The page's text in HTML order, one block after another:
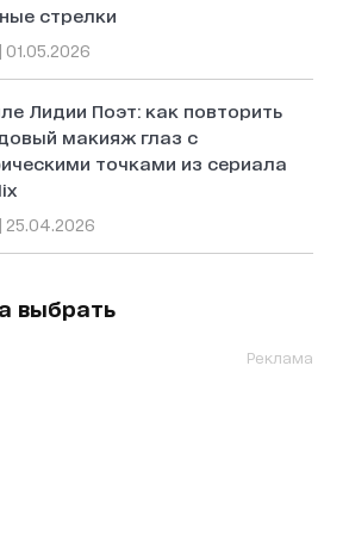
стрелки
01.05.2026
Лидии Поэт: как повторить
макияж глаз с
точками из сериала
25.04.2026
выбрать
Реклама